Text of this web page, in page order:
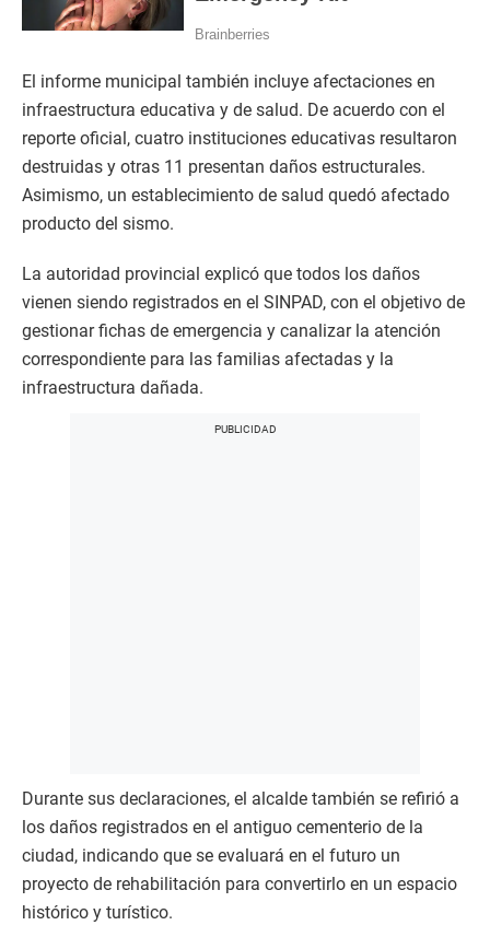
El informe municipal también incluye afectaciones en
infraestructura educativa y de salud. De acuerdo con el
reporte oficial, cuatro instituciones educativas resultaron
destruidas y otras 11 presentan daños estructurales.
Asimismo, un establecimiento de salud quedó afectado
producto del sismo.
La autoridad provincial explicó que todos los daños
vienen siendo registrados en el SINPAD, con el objetivo de
gestionar fichas de emergencia y canalizar la atención
correspondiente para las familias afectadas y la
infraestructura dañada.
Durante sus declaraciones, el alcalde también se refirió a
los daños registrados en el antiguo cementerio de la
ciudad, indicando que se evaluará en el futuro un
proyecto de rehabilitación para convertirlo en un espacio
histórico y turístico.